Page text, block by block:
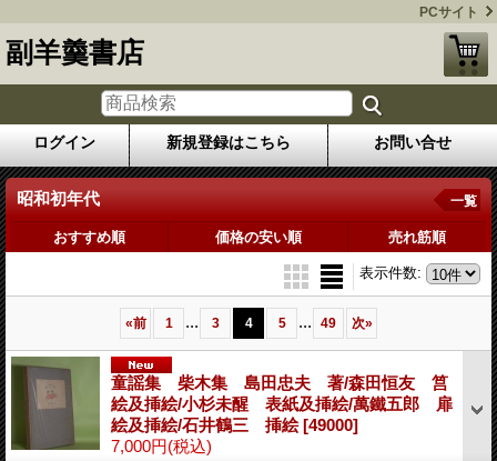
PCサイト
副羊羹書店
ログイン 新規登録はこちら お問い合せ
昭和初年代 一覧
おすすめ順 価格の安い順 売れ筋順
表示件数:
«前 1 ... 3 4 5 ... 49 次»
童謡集 柴木集 島田忠夫 著/森田恒友 筥
絵及挿絵/小杉未醒 表紙及挿絵/萬鐵五郎 扉
絵及挿絵/石井鶴三 挿絵[49000]
7,000円(税込)